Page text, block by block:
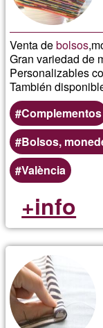
Venta debolsos
Gran variedad de
Personalizables
También
Complementos
Bolsos,
València
+info